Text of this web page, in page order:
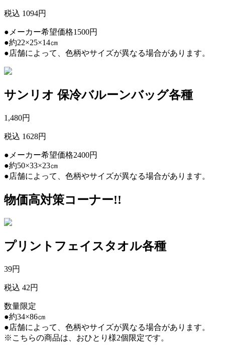
税込 1094円
●メーカー希望価格1500円
●約22×25×14㎝
●店舗によって、色柄やサイズが異なる場合があります。
サンリオ 保冷バルーンバッグ各種
1,480円
税込 1628円
●メーカー希望価格2400円
●約50×33×23㎝
●店舗によって、色柄やサイズが異なる場合があります。
物価高対策コーナー!!
プリントフェイスタオル各種
39円
税込 42円
数量限定
●約34×86㎝
●店舗によって、色柄やサイズが異なる場合があります。
※こちらの商品は、おひとり様2個限定です。